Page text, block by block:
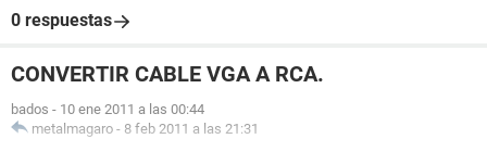
0 respuestas
CONVERTIR CABLE VGA A RCA.
bados - 10 ene 2011 a las 00:44
metalmagaro - 8 feb 2011 a las 21:31